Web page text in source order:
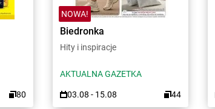
80
NOWA!
Biedronka
Hity i inspiracje
AKTUALNA GAZETKA
03.08 - 15.08 44